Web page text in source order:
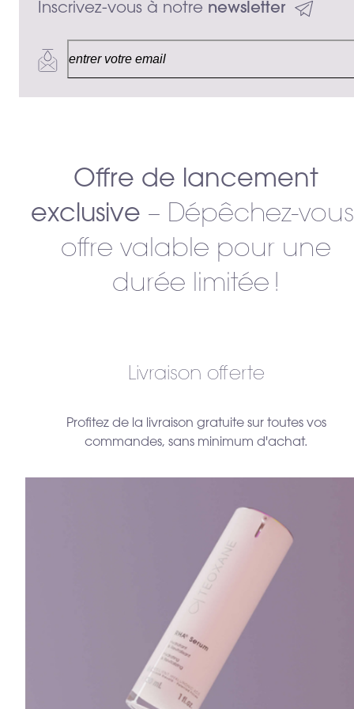
Inscrivez-vous à notre newsletter
Offre de lancement
exclusive – Dépêchez-
offre valable pour une
durée limitée !
Livraison offerte
Profitez de la livraison gratuite sur toutes vos
commandes, sans minimum d'achat.